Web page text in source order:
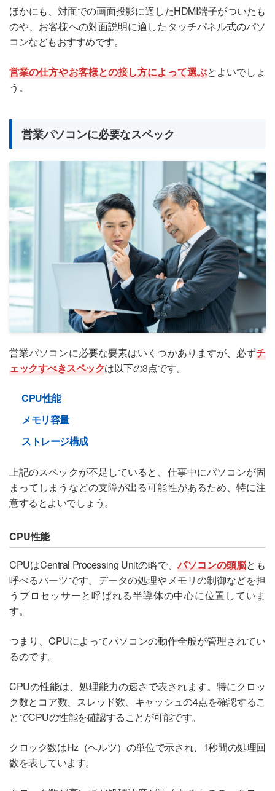
ほかにも、対面での画面投影に適したHDMI端子がついたも
のや、お客様への対面説明に適したタッチパネル式のパソ
コンなどもおすすめです。
営業の仕方やお客様との接し方によって選ぶとよいでしょ
う。
営業パソコンに必要なスペック
営業パソコンに必要な要素はいくつかありますが、必ずチ
ェックすべきスペックは以下の3点です。
CPU性能
メモリ容量
ストレージ構成
上記のスペックが不足していると、仕事中にパソコンが固
まってしまうなどの支障が出る可能性があるため、特に注
意するとよいでしょう。
CPU性能
CPUはCentral Processing Unitの略で、パソコンの頭脳とも
呼べるパーツです。データの処理やメモリの制御などを担
うプロセッサーと呼ばれる半導体の中心に位置していま
す。
つまり、CPUによってパソコンの動作全般が管理されてい
るのです。
CPUの性能は、処理能力の速さで表されます。特にクロッ
ク数とコア数、スレッド数、キャッシュの4点を確認するこ
とでCPUの性能を確認することが可能です。
クロック数はHz（ヘルツ）の単位で示され、1秒間の処理回
数を表しています。